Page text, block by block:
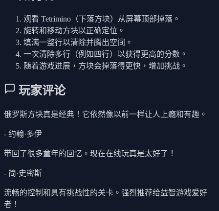
观看 Tetrimino（下落方块）从屏幕顶部掉落。
旋转和移动方块以正确定位。
填满一整行以清除并腾出空间。
一次清除多行（例如四行）以获得更高的分数。
随着游戏进展，方块会掉落得更快，增加挑战。
玩家评论
俄罗斯方块真是经典！它依然像以前一样让人上瘾和有趣。
- 约翰·多伊
带回了很多童年的回忆。现在在线玩真是太好了！
- 简·史密斯
流畅的控制和具有挑战性的关卡。强烈推荐给益智游戏爱好
者！